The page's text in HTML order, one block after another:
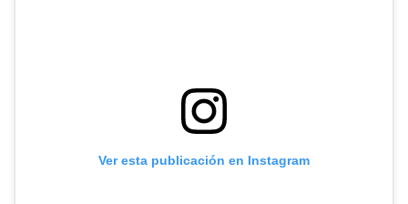
Ver esta publicación en Instagram